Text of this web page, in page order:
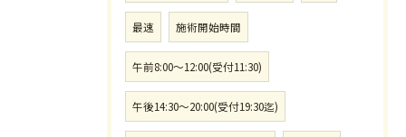
最速 施術開始時間
午前8:00〜12:00(受付11:30)
午後14:30〜20:00(受付19:30迄)